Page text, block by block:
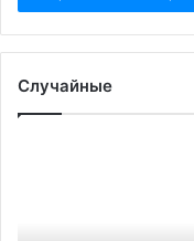
Случайные